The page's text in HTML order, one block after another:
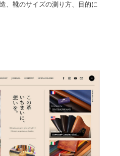
、靴のサイズの測り方、目的に